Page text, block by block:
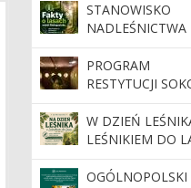
STANOWISKO
NADLEŚNICTWA
DOJLIDY W
DONIESIEŃ
MEDIALNYCH
INICJATYW
SPOŁECZNYCH
DOTYCZĄCYCH
GOSPODARKI
PROGRAM
RESTYTUCJI
WĘDROWNEGO
NADLEŚNICTWIE
DOJLIDY.
W DZIEŃ
LEŚNIKIEM DO
ZAPRASZAMY
SPACER
OGÓLNOPOLSKI